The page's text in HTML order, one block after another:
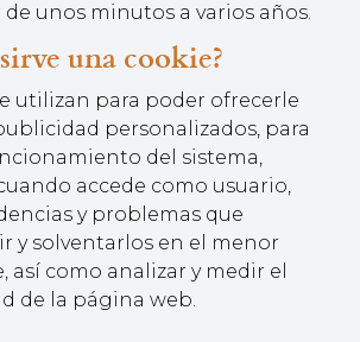
de unos minutos a varios años.
una cookie?
utilizan para poder ofrecerle
personalizados, para
del sistema,
accede como usuario,
y problemas que
y solventarlos en el menor
así como analizar y medir el
de la página web.